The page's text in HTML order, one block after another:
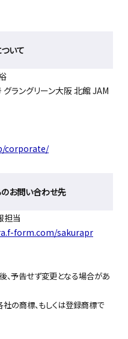
いて
ラングリーン⼤阪 北館 JAM
corporate/
お問い合わせ先
担当
form.com/sakurapr
、予告せず変更となる場合があ
の商標、もしくは登録商標で